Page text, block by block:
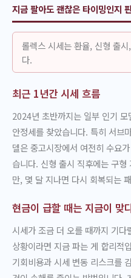
지금 팔아도 괜찮은 타이밍인지
롤렉스 시세는 환율, 신형 출
다.
최근 1년간 시세 흐름
2024년 초반까지는 일부 인기
안정세를 찾았습니다. 특히 서브
델은 중고시장에서 여전히 수요
습니다. 신형 출시 직후에는 구
만, 몇 달 지나면 다시 회복되는
현금이 급할 때는 지금이 맞
시세가 조금 더 오를 때까지 기
상황이라면 지금 파는 게 합리적
기회비용과 시세 변동 리스크를